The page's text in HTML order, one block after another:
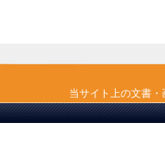
当サイト上の文書